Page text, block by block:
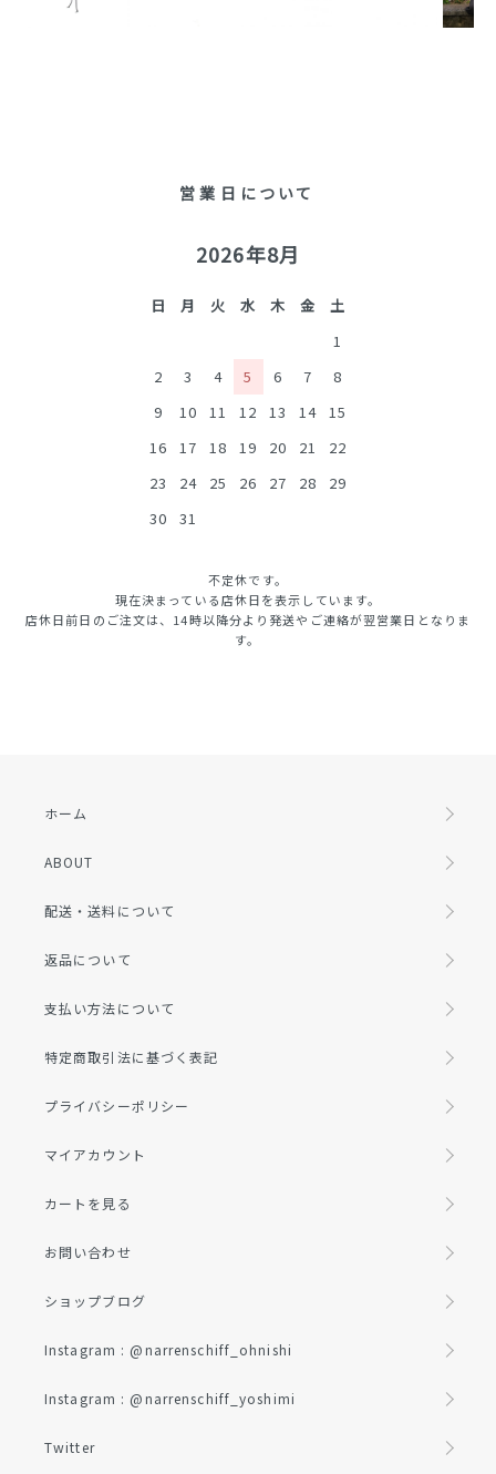
営業日について
2026年8月
日 月 火 水 木 金
土
1
2
3 4 5 6 7
8
9
10 11 12 13 14
15
16
17 18 19 20 21
22
23
24 25 26 27 28
29
30
31
不定休です。
現在決まっている店休日を表示しています。
店休日前日のご注文は、14時以降分より発送やご連絡が翌営業日となりま
す。
ホーム
ABOUT
配送・送料について
返品について
支払い方法について
特定商取引法に基づく表記
プライバシーポリシー
マイアカウント
カートを見る
お問い合わせ
ショップブログ
Instagram : @narrenschiff_ohnishi
Instagram : @narrenschiff_yoshimi
Twitter